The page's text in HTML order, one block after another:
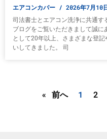
エアコンカバー 2026年7月10
司法書士とエアコン洗浄に共通す
ブログをご覧いただきまして誠
として20年以上、さまざまな登
いしてきました。 司
« 前へ 1 2